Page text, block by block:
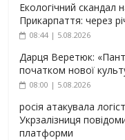
Екологічний скандал
Прикарпаття: через
08:44 | 5.08.2026
Дарця Веретюк:
початком нової
08:00 | 5.08.2026
росія атакувала
Укрзалізниця
платформи